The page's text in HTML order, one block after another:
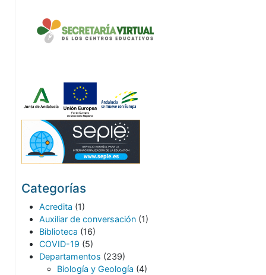
Categorías
Acredita (1)
Auxiliar de conversación (1)
Biblioteca (16)
COVID-19 (5)
Departamentos (239)
Biología y Geología (4)